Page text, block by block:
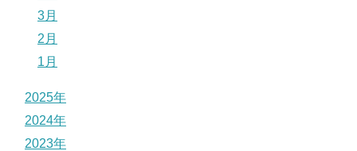
3月
2月
1月
2025年
2024年
2023年